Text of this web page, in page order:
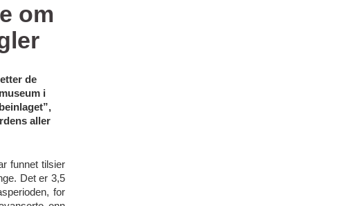
om
de
i
aller
funnet tilsier
Det er 3,5
for